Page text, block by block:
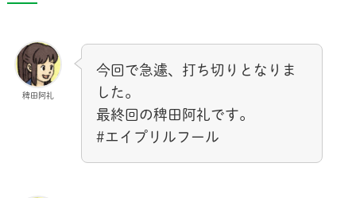
稗田阿礼
今回で急遽、打ち切りとなりま
した。
最終回の稗田阿礼です。
#エイプリルフール